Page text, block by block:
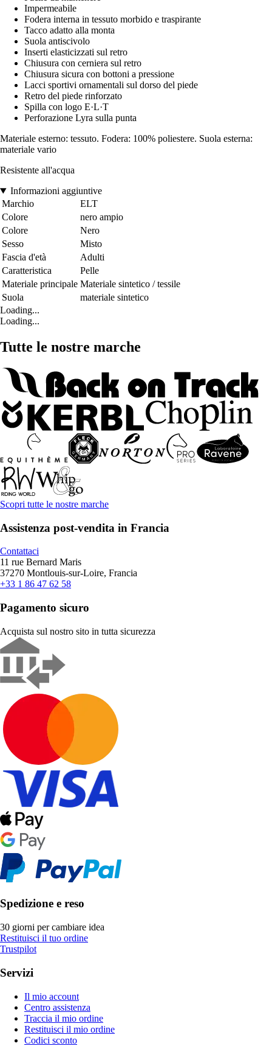
Impermeabile
Fodera interna in tessuto morbido e traspirante
Tacco adatto alla monta
Suola antiscivolo
Inserti elasticizzati sul retro
Chiusura con cerniera sul retro
Chiusura sicura con bottoni a pressione
Lacci sportivi ornamentali sul dorso del piede
Retro del piede rinforzato
Spilla con logo E·L·T
Perforazione Lyra sulla punta
Materiale esterno: tessuto. Fodera: 100% poliestere. Suola esterna:
materiale vario
Resistente all'acqua
Informazioni aggiuntive
Marchio
ELT
Colore
nero ampio
Colore
Nero
Sesso
Misto
Fascia d'età
Adulti
Caratteristica
Pelle
Materiale principale Materiale sintetico / tessile
Suola
materiale sintetico
Loading...
Loading...
Tutte le nostre marche
Scopri tutte le nostre marche
Assistenza post-vendita in Francia
Contattaci
11 rue Bernard Maris
37270 Montlouis-sur-Loire, Francia
+33 1 86 47 62 58
Pagamento sicuro
Acquista sul nostro sito in tutta sicurezza
Spedizione e reso
30 giorni per cambiare idea
Restituisci il tuo ordine
Trustpilot
Servizi
Il mio account
Centro assistenza
Traccia il mio ordine
Restituisci il mio ordine
Codici sconto